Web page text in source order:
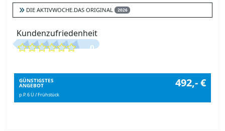
DIE AKTIVWOCHE.DAS ORIGINAL 2026
Kundenzufriedenheit
0
GÜNSTIGSTES
ANGEBOT 492,- €
p.P. 6 Ü / Frühstück